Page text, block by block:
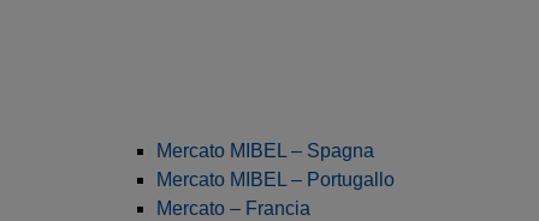
Mercato MIBEL – Spagna
Mercato MIBEL – Portugallo
Mercato – Francia